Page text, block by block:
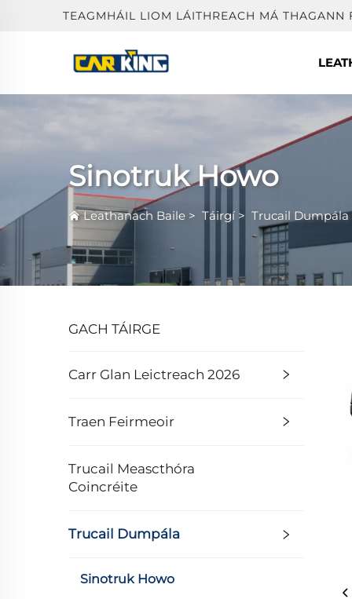
TEAGMHÁIL LIOM LÁITHREACH MÁ
Sinotruk Howo
Leathanach Baile > Táirgí > Trucail Dumpála
GACH TÁIRGE
Carr Glan Leictreach 2026
Traen Feirmeoir
Trucail Meascthóra
Coincréite
Trucail Dumpála
Sinotruk Howo